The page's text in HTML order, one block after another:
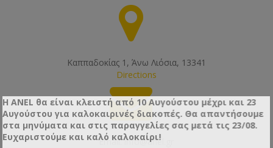
Καππαδοκίας 1, Άνω Λιόσια, 13341
Directions
Email:info@anel.gr
Η ANEL θα είναι κλειστή από 10 Αυγούστου μέχρι και 23
Αυγούστου για καλοκαιρινές διακοπές. Θα απαντήσουμε
στα μηνύματα και στις παραγγελίες σας μετά τις 23/08.
Ευχαριστούμε και καλό καλοκαίρι!